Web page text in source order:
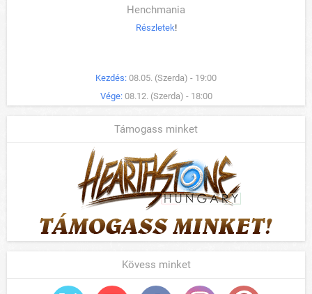
Henchmania
Részletek!
Kezdés: 08.05. (Szerda) - 19:00
Vége: 08.12. (Szerda) - 18:00
Támogass minket
Kövess minket